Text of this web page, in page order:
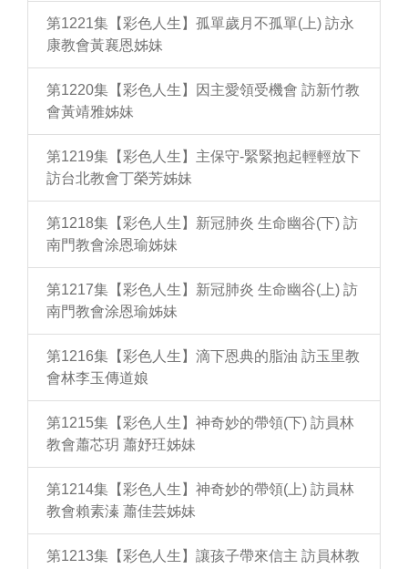
第1221集【彩色人生】孤單歲月不孤單(上) 訪永
康教會黃襄恩姊妹
第1220集【彩色人生】因主愛領受機會 訪新竹教
會黃靖雅姊妹
第1219集【彩色人生】主保守-緊緊抱起輕輕放下
訪台北教會丁榮芳姊妹
第1218集【彩色人生】新冠肺炎 生命幽谷(下) 訪
南門教會涂恩瑜姊妹
第1217集【彩色人生】新冠肺炎 生命幽谷(上) 訪
南門教會涂恩瑜姊妹
第1216集【彩色人生】滴下恩典的脂油 訪玉里教
會林李玉傳道娘
第1215集【彩色人生】神奇妙的帶領(下) 訪員林
教會蕭芯玥 蕭妤玨姊妹
第1214集【彩色人生】神奇妙的帶領(上) 訪員林
教會賴素溱 蕭佳芸姊妹
第1213集【彩色人生】讓孩子帶來信主 訪員林教